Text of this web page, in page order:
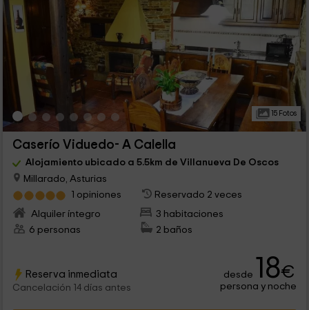
15 Fotos
Caserío Viduedo- A Calella
Alojamiento ubicado a 5.5km de Villanueva De Oscos
Millarado, Asturias
1 opiniones
Reservado 2 veces
Alquiler íntegro
3 habitaciones
6 personas
2 baños
Reserva inmediata
Cancelación 14 días antes
desde 18€
persona y noche